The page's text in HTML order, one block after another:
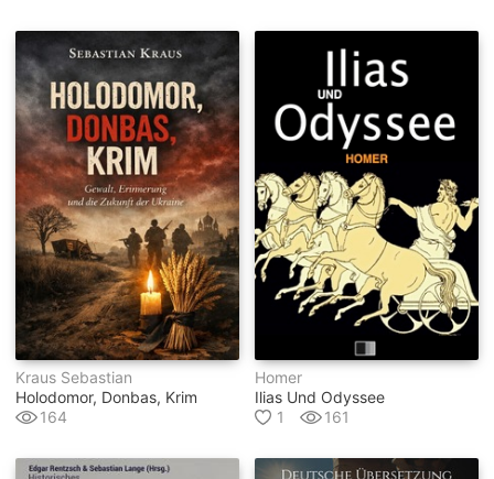
Kraus Sebastian
Holodomor, Donbas, Krim
164
Homer
Ilias Und Odyssee
1
161